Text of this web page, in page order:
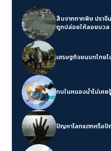
สืบจากกากพิษ ปราจี
ถูกปล่อยให้ลอยนวล
เศรษฐกิจชนบทไทยไ
กบในหนองน้ำไม่เค
ปัญหาโลกแตกหรือปั